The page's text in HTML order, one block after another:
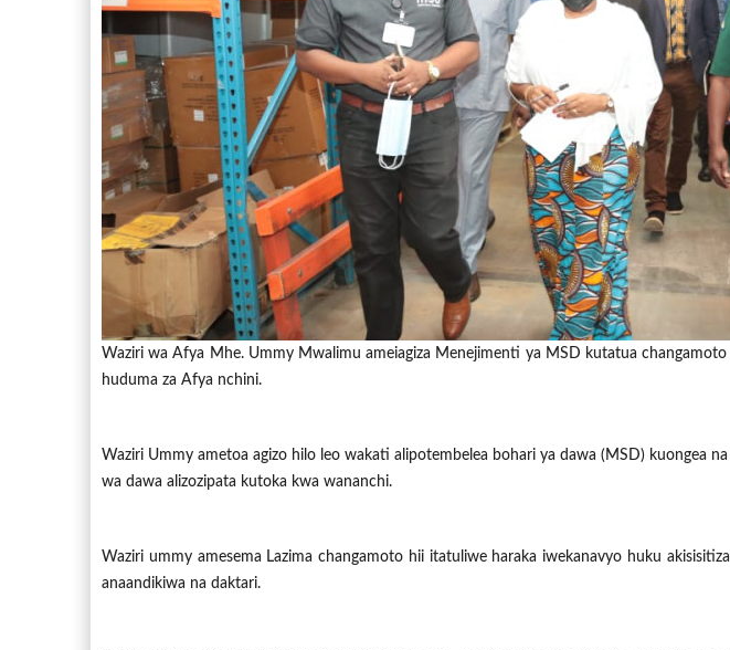
Waziri wa Afya Mhe. Ummy Mwalimu ameiagiza Menejimenti ya MSD kutatua
huduma za Afya nchini.
Waziri Ummy ametoa agizo hilo leo wakati alipotembelea bohari ya dawa (MSD) kuongea
wa dawa alizozipata kutoka kwa wananchi.
Waziri ummy amesema Lazima changamoto hii itatuliwe haraka iwekanavyo huku
anaandikiwa na daktari.